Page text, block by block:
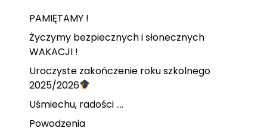
PAMIĘTAMY !
Życzymy bezpiecznych i słonecznych
WAKACJI !
Uroczyste zakończenie roku szkolnego
2025/2026
Uśmiechu, radości ….
Powodzenia